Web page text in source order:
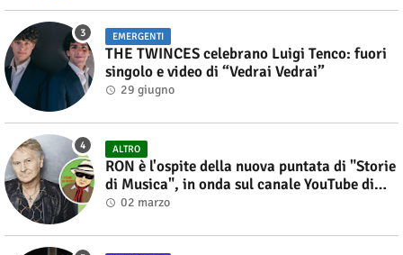
EMERGENTI
THE TWINCES celebrano Luigi Tenco: fuori
singolo e video di “Vedrai Vedrai”
29 giugno
ALTRO
RON è l'ospite della nuova puntata di "Storie
di Musica", in onda sul canale YouTube di
Alberto Salerno
02 marzo